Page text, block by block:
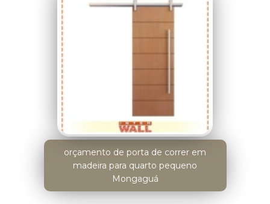
orçamento de porta de correr em
madeira para quarto pequeno
Mongaguá